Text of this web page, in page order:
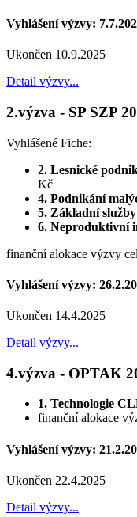
Vyhlášení výzvy:
Ukončen 10.9.2025
Detail výzvy...
2.výzva - SP SZP
Vyhlášené Fiche:
2. Lesnické
Kč
4. Podnikání
5. Základní
6. Neproduktivní
finanční alokace výzvy
Vyhlášení výzvy:
Ukončen 14.4.2025
Detail výzvy...
4.výzva - OPTAK
1. Technologie
finanční alokace
Vyhlášení výzvy:
Ukončen 22.4.2025
Detail výzvy...